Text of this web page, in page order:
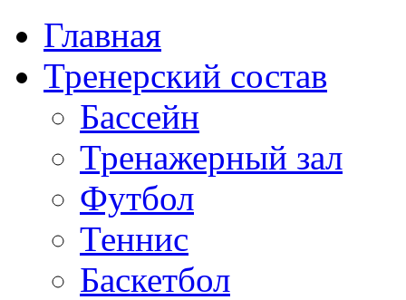
Главная
Тренерский состав
Бассейн
Тренажерный зал
Футбол
Теннис
Баскетбол